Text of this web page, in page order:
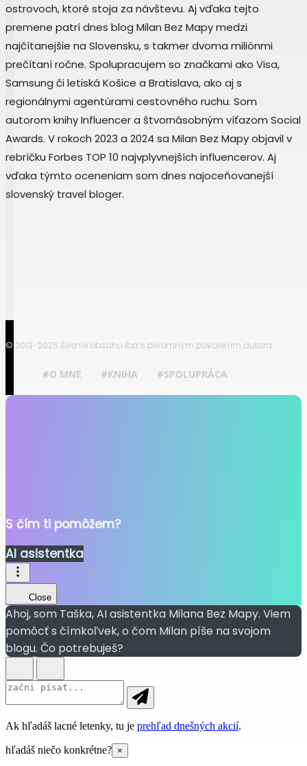
ostrovoch, ktoré stoja za návštevu. Aj vďaka tejto
premene patrí dnes blog Milan Bez Mapy medzi
najčítanejšie na Slovensku, s takmer dvoma miliónmi
prečítaní ročne. Spolupracujem so značkami ako Visa,
Samsung či letiská Košice a Bratislava, ako aj s
regionálnymi agentúrami cestovného ruchu. Som
autorom knihy Influencer a štvornásobným víťazom Social
Awards. V rokoch 2023 a 2024 sa Milan Bez Mapy objavil v
rebríčku Forbes TOP 10 najvplyvnejších influencerov. Aj
vďaka týmto oceneniam som dnes najoceňovanejší
slovenský travel bloger.
© 2013-2025 Šírenie obsahu iba s písomným povolením autora.
#O MNE #KNIHA #SPOLUPRÁCA
S čím ti pomôžem?
AI asistentka
Close
Ahoj, som Taška, AI asistentka Milana Bez Mapy. Viem
pomôcť s čímkoľvek, o čom Milan píše na svojom
blogu. Čo potrebuješ?
Ak hľadáš lacné letenky, tu je prehľad dnešných akcií.
hľadáš niečo konkrétne? ×